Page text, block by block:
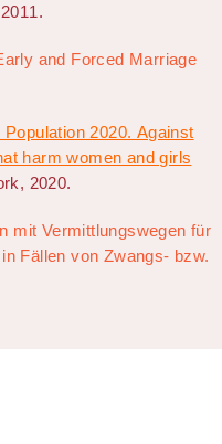
and Forced Marriage
2020. Against
harm women and girls
2020.
mit Vermittlungswegen für
Fällen von Zwangs- bzw.